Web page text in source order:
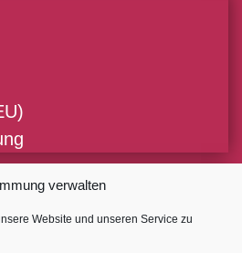
verwalten
Website und unseren Service zu